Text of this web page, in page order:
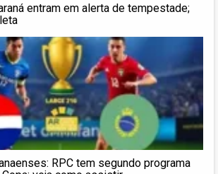
entram em alerta de tempestade;
RPC tem segundo programa